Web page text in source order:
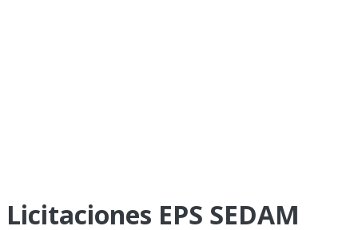
Licitaciones EPS SEDAM